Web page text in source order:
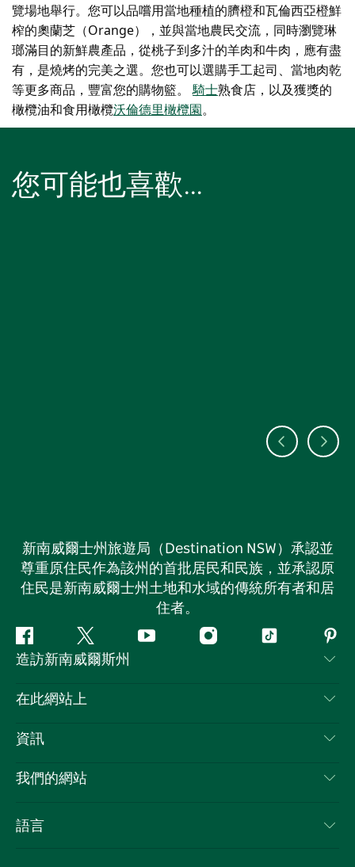
覽場地舉行。您可以品嚐用當地種植的臍橙和瓦倫西亞橙鮮
榨的奧蘭芝（Orange），並與當地農民交流，同時瀏覽琳
瑯滿目的新鮮農產品，從桃子到多汁的羊肉和牛肉，應有盡
有，是燒烤的完美之選。您也可以選購手工起司、當地肉乾
等更多商品，豐富您的購物籃。騎士熟食店，以及獲獎的
橄欖油和食用橄欖沃倫德里橄欖園。
您可能也喜歡…
新南威爾士州旅遊局（Destination NSW）承認並
尊重原住民作為該州的首批居民和民族，並承認原
住民是新南威爾士州土地和水域的傳統所有者和居
住者。
Facebook嘰
嘰
喳
Youtube Instagram抖
造訪新南威爾斯州
聯絡我們
隱私
Cookie 通知
在此網站上
目的地
新南威爾斯州公路旅行
活動
資訊
旅行資訊
新南威爾斯的商業
我們的網站
語言